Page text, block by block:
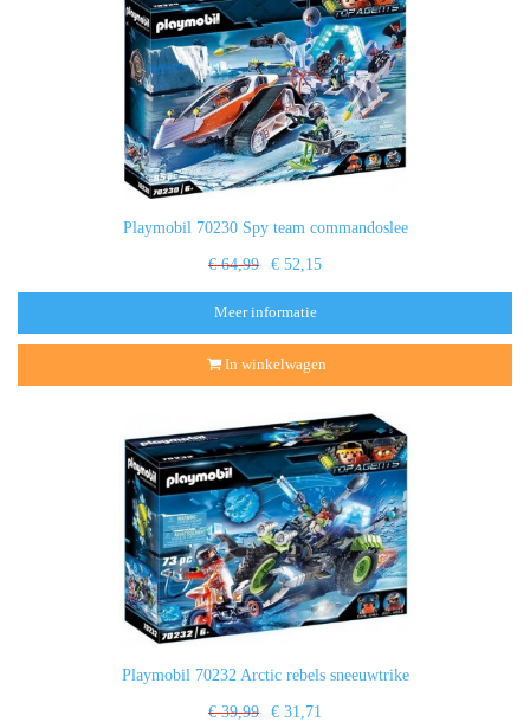
Playmobil 70230 Spy team commandoslee
€ 64,99 € 52,15
Meer informatie
In winkelwagen
Playmobil 70232 Arctic rebels sneeuwtrike
€ 39,99 € 31,71